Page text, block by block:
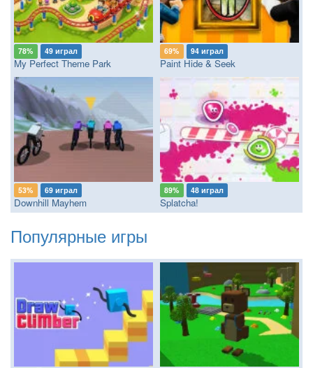
78% 49 играл
My Perfect Theme Park
69% 94 играл
Paint Hide & Seek
53% 69 играл
Downhill Mayhem
89% 48 играл
Splatcha!
Популярные игры